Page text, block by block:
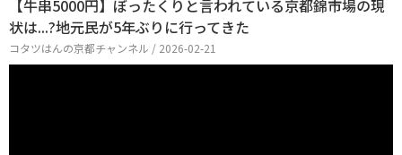
【牛串5000円】ぼったくりと言われている京都錦市場の現
状は...?地元民が5年ぶりに行ってきた
コタツはんの京都チャンネル / 2026-02-21